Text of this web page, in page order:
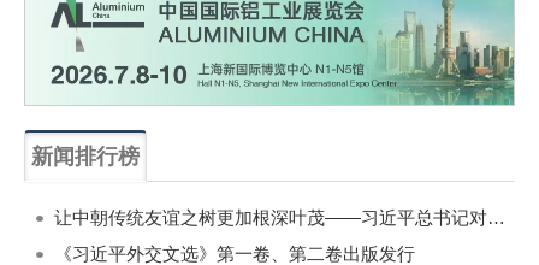
新闻排行榜
让中朝传统友谊之树更加根深叶茂——习近平总书记对朝鲜进行国事访问纪实
《习近平外交文选》第一卷、第二卷出版发行